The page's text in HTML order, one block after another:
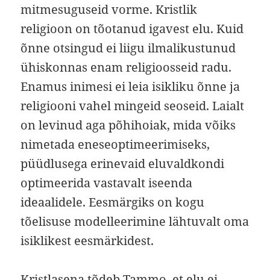
mitmesuguseid vorme. Kristlik
religioon on tõotanud igavest elu. Kuid
õnne otsingud ei liigu ilmalikustunud
ühiskonnas enam religioosseid radu.
Enamus inimesi ei leia isikliku õnne ja
religiooni vahel mingeid seoseid. Laialt
on levinud aga põhihoiak, mida võiks
nimetada eneseoptimeerimiseks,
püüdlusega erinevaid eluvaldkondi
optimeerida vastavalt iseenda
ideaalidele. Eesmärgiks on kogu
tõelisuse modelleerimine lähtuvalt oma
isiklikest eesmärkidest.